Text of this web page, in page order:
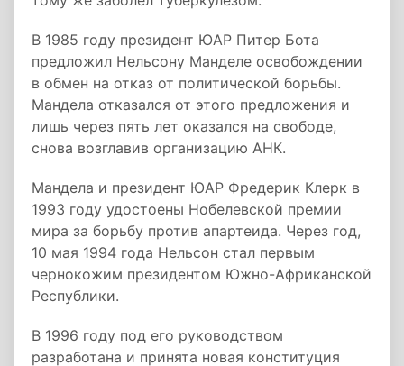
В 1985 году президент ЮАР Питер Бота
предложил Нельсону Манделе освобождении
в обмен на отказ от политической борьбы.
Мандела отказался от этого предложения и
лишь через пять лет оказался на свободе,
снова возглавив организацию АНК.
Мандела и президент ЮАР Фредерик Клерк в
1993 году удостоены Нобелевской премии
мира за борьбу против апартеида. Через год,
10 мая 1994 года Нельсон стал первым
чернокожим президентом Южно-Африканской
Республики.
В 1996 году под его руководством
разработана и принята новая конституция